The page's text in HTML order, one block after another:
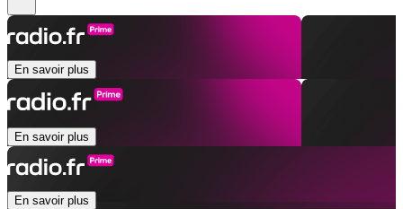
En savoir plus
En savoir plus
En savoir plus